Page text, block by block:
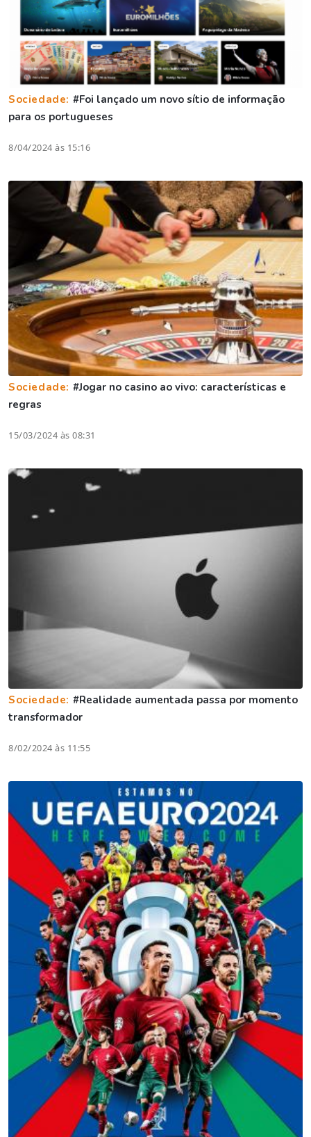
Sociedade: #Foi lançado um novo sítio de informação
para os portugueses
8/04/2024 às 15:16
Sociedade: #Jogar no casino ao vivo: características e
regras
15/03/2024 às 08:31
Sociedade: #Realidade aumentada passa por momento
transformador
8/02/2024 às 11:55